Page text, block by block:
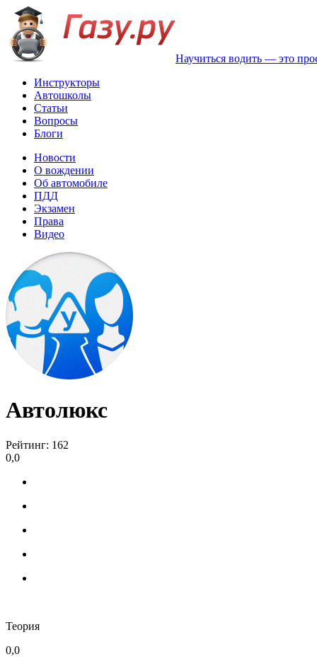
Научиться водить — это
Инструкторы
Автошколы
Статьи
Вопросы
Блоги
Новости
О вождении
Об автомобиле
ПДД
Экзамен
Права
Видео
Автолюкс
Рейтинг: 162
0,0
Теория
0,0